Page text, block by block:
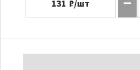
131 ₽/шт